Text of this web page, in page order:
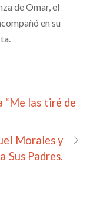
de Omar, el
en su
“Me las tiré de
Morales y
Sus Padres.